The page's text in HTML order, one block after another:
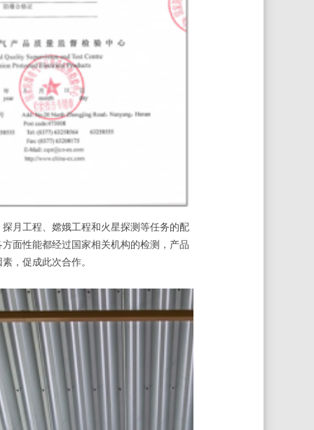
月工程、嫦娥工程和火星探测等任务的配
面性能都经过国家相关机构的检测，产品
，促成此次合作。